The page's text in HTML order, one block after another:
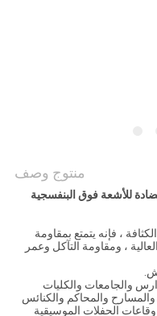
منتوج وصف
للأشعة فوق البنفسجية
، فإنه يتمتع بمقاومة
، ومقاومة التآكل وعمر
والجامعات والكليات
والمحاكم والكنائس
الحفلات الموسيقية